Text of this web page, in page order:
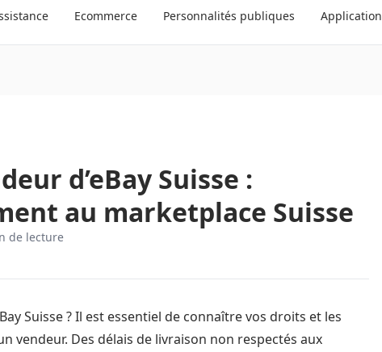
Ecommerce Personnalités publiques
d’eBay Suisse :
au marketplace Suisse
de lecture
Suisse ? Il est essentiel de connaître vos droits et les
vendeur. Des délais de livraison non respectés aux